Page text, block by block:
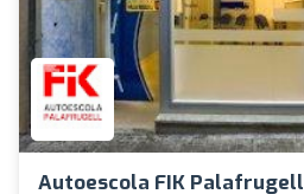
Autoescola FIK Palafrugell